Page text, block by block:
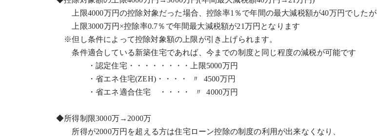
上限4000万円の控除対象だった場合、控除率1％で年間の最大減税額が40万円でしたが
上限3000万円×控除率0.7％で年間最大減税額が21万円となります
※但し条件によって控除対象額の上限が引き上げられます。
条件適合している新築住宅であれば、今までの制度と同じ程度の減税が可能です
・認定住宅・・・・・・・・上限5000万円
・省エネ住宅(ZEH)・・・・ 〃 4500万円
・省エネ適合住宅 ・・・・ 〃 4000万円
◆所得制限3000万→2000万
所得が2000万円を超える方は住宅ローン控除の制度の利用が出来なくなり、